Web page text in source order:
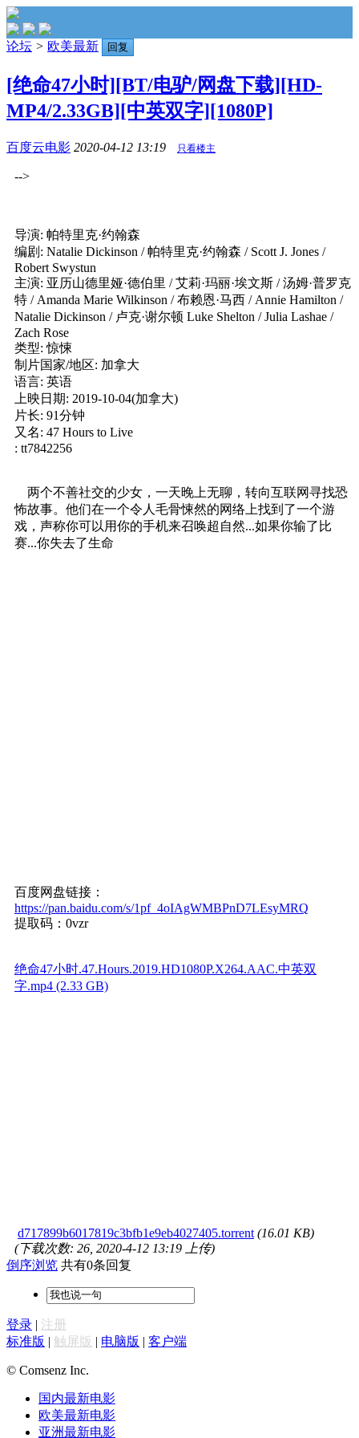
论坛 > 欧美最新 回复
[绝命47小时][BT/电驴/网盘下载][HD-
MP4/2.33GB][中英双字][1080P]
百度云电影 2020-04-12 13:19 只看楼主
-->
导演: 帕特里克·约翰森
编剧: Natalie Dickinson / 帕特里克·约翰森 / Scott J. Jones /
Robert Swystun
主演: 亚历山德里娅·德伯里 / 艾莉·玛丽·埃文斯 / 汤姆·普罗克
特 / Amanda Marie Wilkinson / 布赖恩·马西 / Annie Hamilton /
Natalie Dickinson / 卢克·谢尔顿 Luke Shelton / Julia Lashae /
Zach Rose
类型: 惊悚
制片国家/地区: 加拿大
语言: 英语
上映日期: 2019-10-04(加拿大)
片长: 91分钟
又名: 47 Hours to Live
: tt7842256
两个不善社交的少女，一天晚上无聊，转向互联网寻找恐
怖故事。他们在一个令人毛骨悚然的网络上找到了一个游
戏，声称你可以用你的手机来召唤超自然...如果你输了比
赛...你失去了生命
百度网盘链接：
https://pan.baidu.com/s/1pf_4oIAgWMBPnD7LEsyMRQ
提取码：0vzr
绝命47小时.47.Hours.2019.HD1080P.X264.AAC.中英双
字.mp4 (2.33 GB)
d717899b6017819c3bfb1e9eb4027405.torrent (16.01 KB)
(下载次数: 26, 2020-4-12 13:19 上传)
倒序浏览 共有0条回复
登录 | 注册
标准版 | 触屏版 | 电脑版 | 客户端
© Comsenz Inc.
国内最新电影
欧美最新电影
亚洲最新电影